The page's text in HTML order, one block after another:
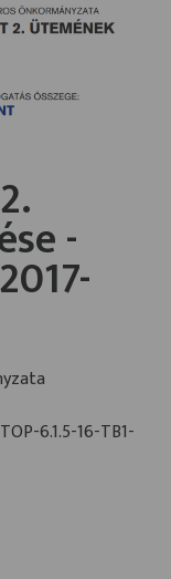
-
6.1.5-16-TB1-